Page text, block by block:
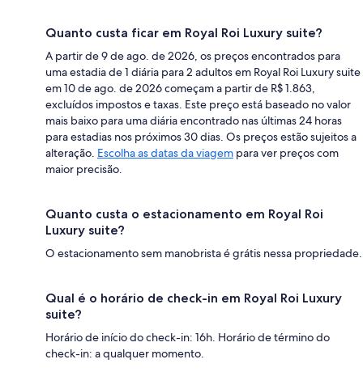
Quanto custa ficar em Royal Roi Luxury suite?
A partir de 9 de ago. de 2026, os preços encontrados para
uma estadia de 1 diária para 2 adultos em Royal Roi Luxury suite
em 10 de ago. de 2026 começam a partir de R$ 1.863,
excluídos impostos e taxas. Este preço está baseado no valor
mais baixo para uma diária encontrado nas últimas 24 horas
para estadias nos próximos 30 dias. Os preços estão sujeitos a
alteração. Escolha as datas da viagem para ver preços com
maior precisão.
Quanto custa o estacionamento em Royal Roi
Luxury suite?
O estacionamento sem manobrista é grátis nessa propriedade.
Qual é o horário de check-in em Royal Roi Luxury
suite?
Horário de início do check-in: 16h. Horário de término do
check-in: a qualquer momento.